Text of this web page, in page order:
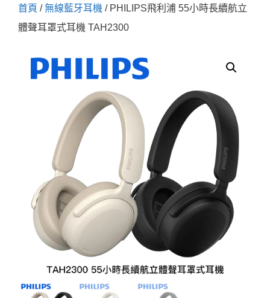
首頁 /無線藍牙耳機 / PHILIPS飛利浦 55小時長續航立
體聲耳罩式耳機 TAH2300